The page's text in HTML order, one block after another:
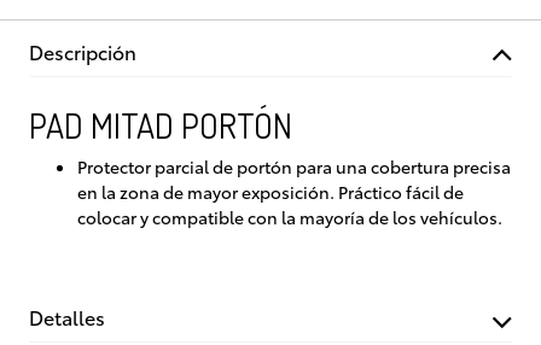
Descripción
PAD MITAD PORTÓN
Protector parcial de portón para una cobertura precisa
en la zona de mayor exposición. Práctico fácil de
colocar y compatible con la mayoría de los vehículos.
Detalles